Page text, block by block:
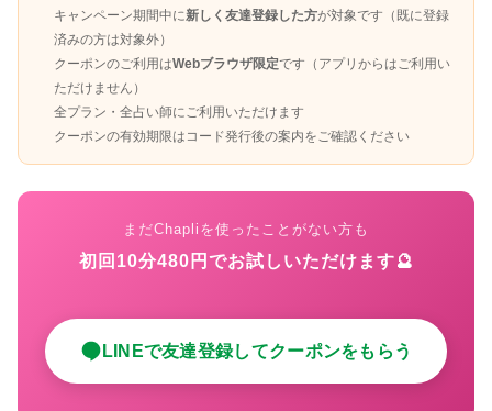
キャンペーン期間中に新しく友達登録した方が対象です（既に登録
済みの方は対象外）
クーポンのご利用はWebブラウザ限定です（アプリからはご利用い
ただけません）
全プラン・全占い師にご利用いただけます
クーポンの有効期限はコード発行後の案内をご確認ください
まだChapliを使ったことがない方も
初回10分480円でお試しいただけます🔮
LINEで友達登録してクーポンをもらう